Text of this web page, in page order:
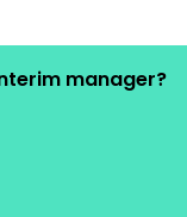
manager?